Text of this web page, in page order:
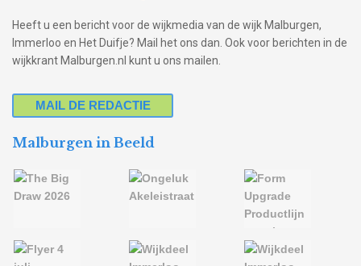
Heeft u een bericht voor de wijkmedia van de wijk Malburgen,
Immerloo en Het Duifje? Mail het ons dan. Ook voor berichten in de
wijkkrant Malburgen.nl kunt u ons mailen.
MAIL DE REDACTIE
Malburgen in Beeld